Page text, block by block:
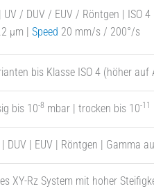
/ DUV / EUV / Röntgen | ISO 4 |
µm | Speed 20 mm/s / 200°/s
bis Klasse ISO 4 (höher auf
bis 10-8 mbar | trocken bis 10-11
DUV | EUV | Röntgen | Gamma
XY-Rz System mit hoher